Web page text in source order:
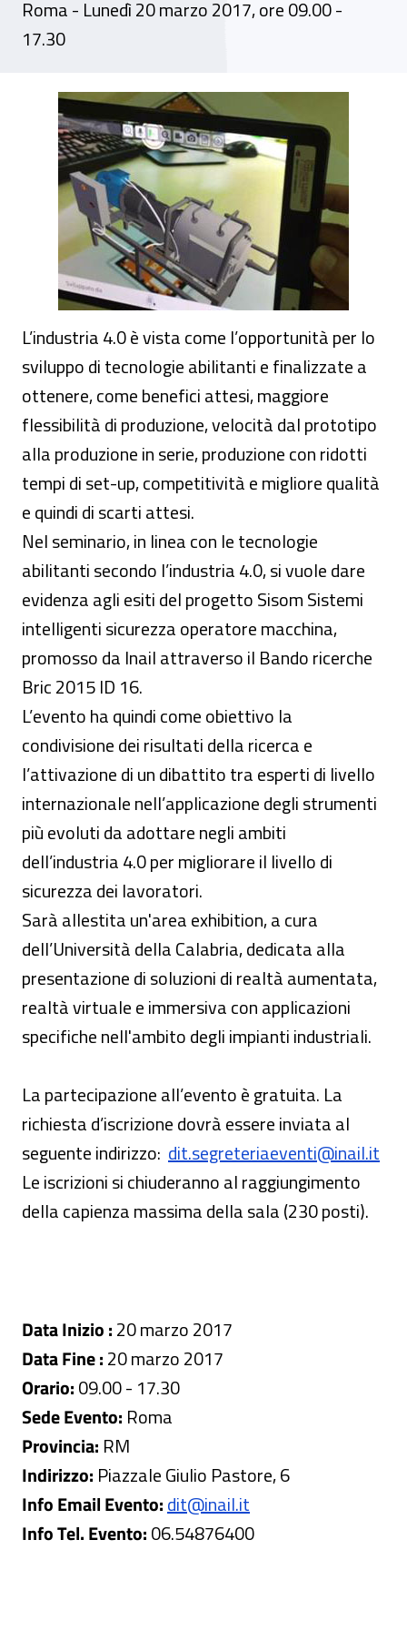
Roma - Lunedì 20 marzo 2017, ore 09.00 -
17.30
Seminario - Industria 4.0. Sicurezza &
L’industria 4.0 è vista come l’opportunità per lo
sviluppo di tecnologie abilitanti e finalizzate a
ottenere, come benefici attesi, maggiore
flessibilità di produzione, velocità dal prototipo
alla produzione in serie, produzione con ridotti
tempi di set-up, competitività e migliore qualità
e quindi di scarti attesi.
Nel seminario, in linea con le tecnologie
abilitanti secondo l’industria 4.0, si vuole dare
evidenza agli esiti del progetto Sisom Sistemi
intelligenti sicurezza operatore macchina,
promosso da Inail attraverso il Bando ricerche
Bric 2015 ID 16.
L’evento ha quindi come obiettivo la
condivisione dei risultati della ricerca e
l’attivazione di un dibattito tra esperti di livello
internazionale nell’applicazione degli strumenti
più evoluti da adottare negli ambiti
dell’industria 4.0 per migliorare il livello di
sicurezza dei lavoratori.
Sarà allestita un'area exhibition, a cura
dell’Università della Calabria, dedicata alla
presentazione di soluzioni di realtà aumentata,
realtà virtuale e immersiva con applicazioni
specifiche nell'ambito degli impianti industriali.
La partecipazione all’evento è gratuita. La
richiesta d’iscrizione dovrà essere inviata al
seguente indirizzo: dit.segreteriaeventi@inail.it
Le iscrizioni si chiuderanno al raggiungimento
della capienza massima della sala (230 posti).
Data Inizio :20 marzo 2017
Data Fine :20 marzo 2017
Orario:09.00 - 17.30
Sede Evento: Roma
Provincia: RM
Indirizzo: Piazzale Giulio Pastore, 6
Info Email Evento:dit@inail.it
Info Tel. Evento:06.54876400